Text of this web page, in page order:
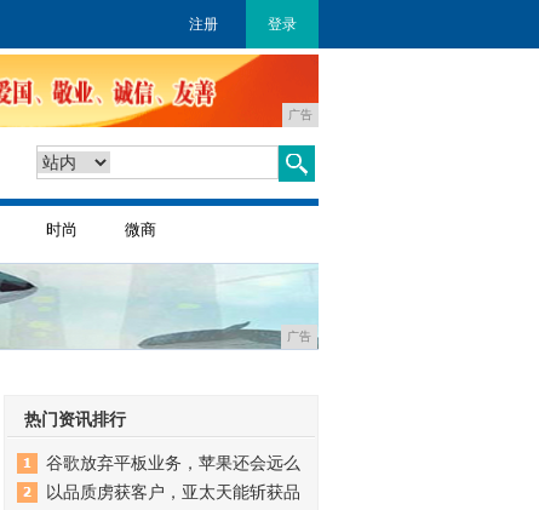
注册 登录
广告
时尚 微商
广告
热门资讯排行
谷歌放弃平板业务，苹果还会远么
以品质虏获客户，亚太天能斩获品